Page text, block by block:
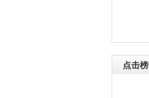
点击榜